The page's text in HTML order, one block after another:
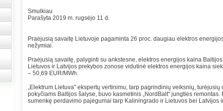
Smulkiau
Parašyta 2019 m. rugsėjo 11 d.
Praėjusią savaitę Lietuvoje pagaminta 26 proc. daugiau elektros
nežymiai.
Praėjusią savaitę, palyginti su ankstesne, elektros energijos kaina
Lietuvos ir Latvijos prekybos zonose vidutinė elektros energijos kaina
– 50,69 EUR/MWh.
„Elektrum Lietuva" ekspertų vertinimu, tarp pagrindinių veiksnių, turėjusių
pokyčiams Baltijos šalyse, buvo kasmetinis „NordBalt" jungties
sumenkę perdavimo pajėgumai tarp Kaliningrado ir Lietuvos bei Latvijos